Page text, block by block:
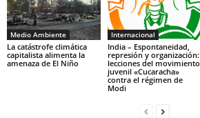
Medio Ambiente
La catástrofe climática
capitalista alimenta la
amenaza de El Niño
Internacional
India – Espontaneidad,
represión y organización:
lecciones del movimiento
juvenil «Cucaracha»
contra el régimen de
Modi